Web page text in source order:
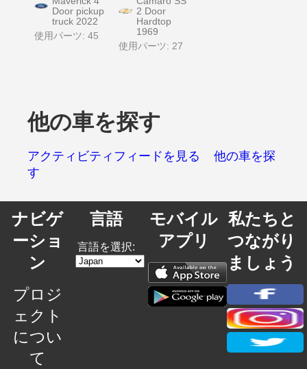
Door pickup
truck 2022
使用パーツ: 45
2 Door
Hardtop
1969
使用パーツ: 27
他の車を探す
アクティビティフィードを見る
他の車を探
す
ナビゲ
ーショ
ン
プロジ
ェクト
につい
て
言語
言語を選択:
モバイル
アプリ
私たちと
つながり
ましょう